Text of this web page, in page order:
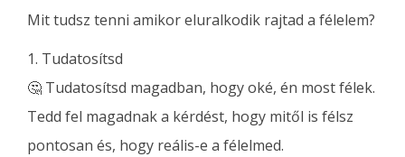
Mit tudsz tenni amikor eluralkodik rajtad a félelem?
1. Tudatosítsd
🤔 Tudatosítsd magadban, hogy oké, én most félek.
Tedd fel magadnak a kérdést, hogy mitől is félsz
pontosan és, hogy reális-e a félelmed.